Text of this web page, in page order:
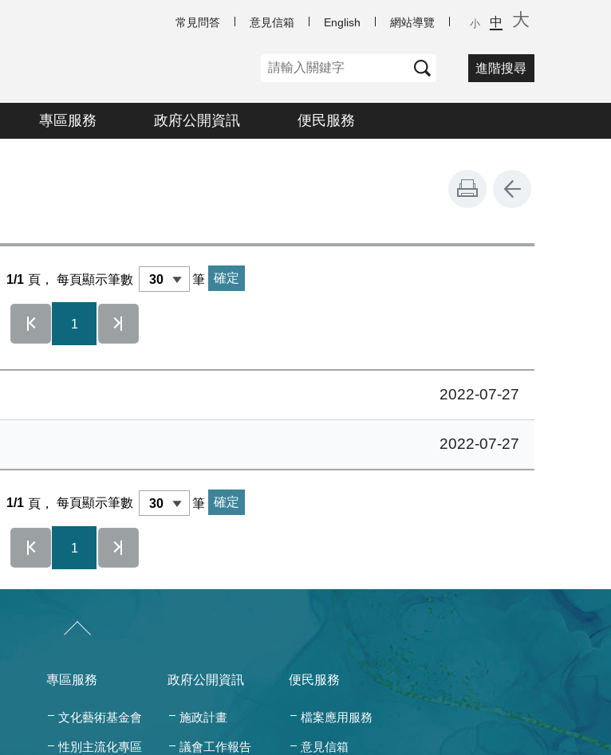
常見問答 意見信箱 English 網站導覽 小 中 大
進階搜尋
專區服務 政府公開資訊 便民服務
1/1 頁， 每頁顯示筆數 筆
1
2022-07-27
2022-07-27
1/1 頁， 每頁顯示筆數 筆
1
專區服務
文化藝術基金會
性別主流化專區
政府公開資訊
施政計畫
議會工作報告
便民服務
檔案應用服務
意見信箱